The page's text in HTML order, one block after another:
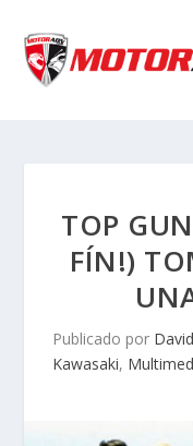
TOP
FÍN!)
Publicado por
Kawasaki,